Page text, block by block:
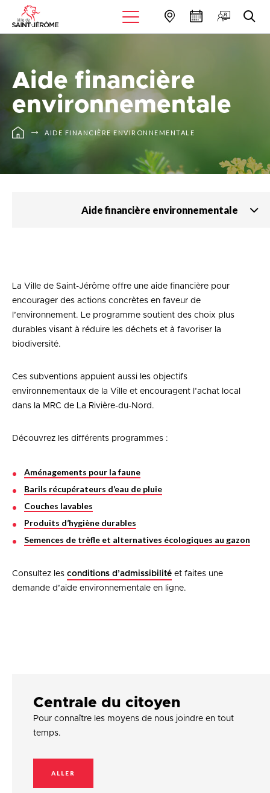
Aide financière
environnementale
AIDE FINANCIÈRE ENVIRONNEMENTALE
Aide financière environnementale
La Ville de Saint-Jérôme offre une aide financière pour
encourager des actions concrètes en faveur de
l’environnement. Le programme soutient des choix plus
durables visant à réduire les déchets et à favoriser la
biodiversité.
Ces subventions appuient aussi les objectifs
environnementaux de la Ville et encouragent l’achat local
dans la MRC de La Rivière-du-Nord.
Découvrez les différents programmes :
Aménagements pour la faune
Barils récupérateurs d’eau de pluie
Couches lavables
Produits d’hygiène durables
Semences de trèfle et alternatives écologiques au gazon
Consultez les conditions d’admissibilité et faites une
demande d’aide environnementale en ligne.
Centrale du citoyen
Pour connaître les moyens de nous joindre en tout
temps.
ALLER